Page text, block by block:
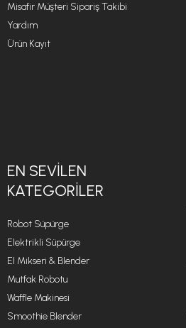
Misafir Müşteri Sipariş Takibi
Yardım
Ürün Kayıt
EN SEVILEN
KATEGORILER
Robot Süpürge
Elektrikli Süpürge
El Mikseri & Blender
Mutfak Robotu
Waffle Makinesi
Smoothie Blender